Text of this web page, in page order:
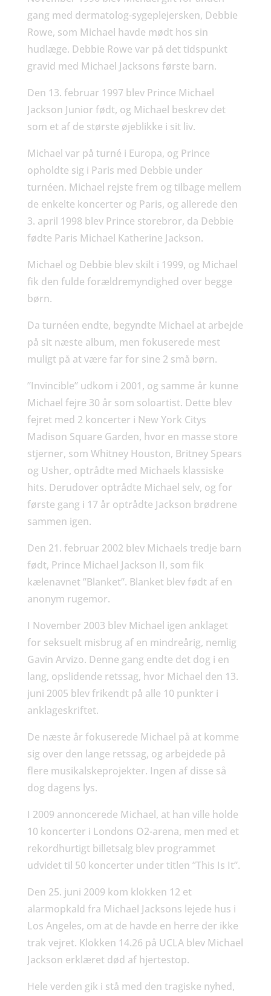
gang med dermatolog-sygeplejersken, Debbie
Rowe, som Michael havde mødt hos sin
hudlæge. Debbie Rowe var på det tidspunkt
gravid med Michael Jacksons første barn.
Den 13. februar 1997 blev Prince Michael
Jackson Junior født, og Michael beskrev det
som et af de største øjeblikke i sit liv.
Michael var på turné i Europa, og Prince
opholdte sig i Paris med Debbie under
turnéen. Michael rejste frem og tilbage mellem
de enkelte koncerter og Paris, og allerede den
3. april 1998 blev Prince storebror, da Debbie
fødte Paris Michael Katherine Jackson.
Michael og Debbie blev skilt i 1999, og Michael
fik den fulde forældremyndighed over begge
børn.
Da turnéen endte, begyndte Michael at arbejde
på sit næste album, men fokuserede mest
muligt på at være far for sine 2 små børn.
”Invincible” udkom i 2001, og samme år kunne
Michael fejre 30 år som soloartist. Dette blev
fejret med 2 koncerter i New York Citys
Madison Square Garden, hvor en masse store
stjerner, som Whitney Houston, Britney Spears
og Usher, optrådte med Michaels klassiske
hits. Derudover optrådte Michael selv, og for
første gang i 17 år optrådte Jackson brødrene
sammen igen.
Den 21. februar 2002 blev Michaels tredje barn
født, Prince Michael Jackson II, som fik
kælenavnet ”Blanket”. Blanket blev født af en
anonym rugemor.
I November 2003 blev Michael igen anklaget
for seksuelt misbrug af en mindreårig, nemlig
Gavin Arvizo. Denne gang endte det dog i en
lang, opslidende retssag, hvor Michael den 13.
juni 2005 blev frikendt på alle 10 punkter i
anklageskriftet.
De næste år fokuserede Michael på at komme
sig over den lange retssag, og arbejdede på
flere musikalskeprojekter. Ingen af disse så
dog dagens lys.
I 2009 annoncerede Michael, at han ville holde
10 koncerter i Londons O2-arena, men med et
rekordhurtigt billetsalg blev programmet
udvidet til 50 koncerter under titlen ”This Is It”.
Den 25. juni 2009 kom klokken 12 et
alarmopkald fra Michael Jacksons lejede hus i
Los Angeles, om at de havde en herre der ikke
trak vejret. Klokken 14.26 på UCLA blev Michael
Jackson erklæret død af hjertestop.
Hele verden gik i stå med den tragiske nyhed,